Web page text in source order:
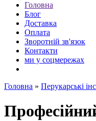
Головна
Блог
Доставка
Оплата
Зворотній зв'язок
Контакти
ми у соцмережах
Головна » Перукарські